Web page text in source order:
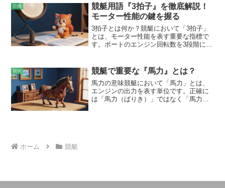
て、4段階に分類されます。最も荒れてい
る「特A」から、比較的穏やかな「A」ま
でです。各段階によって、レースの開催
可否や選手の成績に影響が出ます。荒れ
水面を制した選手は、優れた技術と判断
力を持ち合わせていると評価されます。
競艇
競艇用語『3拍子』を徹底解説！
モーター性能の鍵を握る
3拍子とは何か？競艇において「3拍子」
とは、モーター性能を表す重要な指標で
す。ボートのエンジン回転数を3段階に分
（スタートの際にモーターが最初に回転
する速度）-* -全速時回転数（モーターが
最大回転数に達したときの速度）-* -タイ
ム（スタート時回転数と全速時回転数の
差）-この3つの要素のバランスによっ
競艇 競艇で重要な『馬力』とは？
馬力の意味競艇において「馬力」とは、
エンジンの出力を表す単位です。正確に
は「馬力（ばりき）」ではなく「馬力
ホーム 競艇